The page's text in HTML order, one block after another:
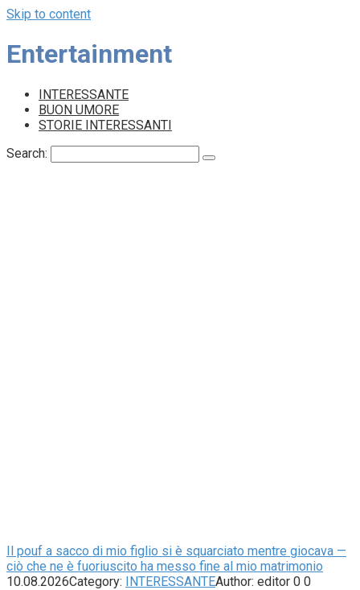
Skip to content
Entertainment
INTERESSANTE
BUON UMORE
STORIE INTERESSANTI
Search:
Il pouf a sacco di mio figlio si è squarciato mentre giocava —
ciò che ne è fuoriuscito ha messo fine al mio matrimonio
10.08.2026Category: INTERESSANTEAuthor: editor 0 0